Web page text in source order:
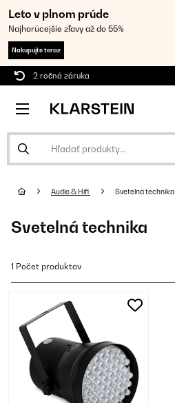
Leto v plnom prúde
Najhorúcejšie zľavy až do 55%
Nakupujte teraz
2 ročná záruka
Audio & Hifi Svetelná technika
Svetelná technika
1 Počet produktov